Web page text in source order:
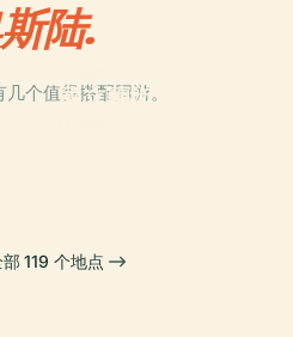
陆.
个值得搭配同游。
國立藝術、建築
119 个地点